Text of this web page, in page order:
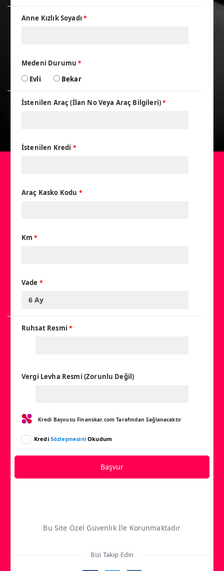
Anne Kızlık Soyadı*
Medeni Durumu*
Evli Bekar
İstenilen Araç (İlan No Veya Araç Bilgileri)*
İstenilen Kredi *
Araç Kasko Kodu *
Km*
Vade *
Ruhsat Resmi*
Vergi Levha Resmi (Zorunlu Değil)
Kredi Başvusu Finanskar.com Tarafından Sağlanacaktır
Kredi SözleşmesiniOkudum
Başvur
Bu Site Özel Güvenlik İle Korunmaktadır
Bizi Takip Edin